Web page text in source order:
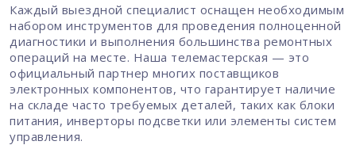
Каждый выездной специалист оснащен необходимым
набором инструментов для проведения полноценной
диагностики и выполнения большинства ремонтных
операций на месте. Наша телемастерская — это
официальный партнер многих поставщиков
электронных компонентов, что гарантирует наличие
на складе часто требуемых деталей, таких как блоки
питания, инверторы подсветки или элементы систем
управления.